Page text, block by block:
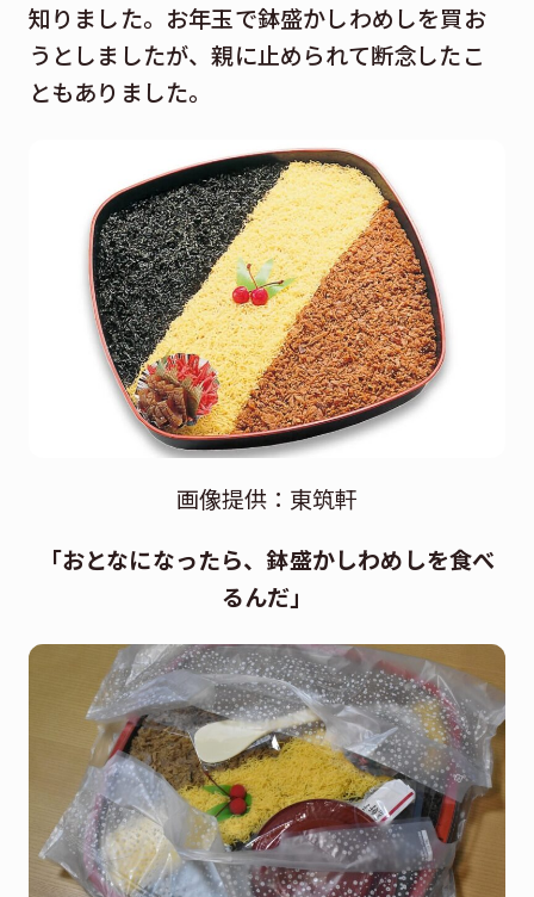
知りました。お年玉で鉢盛かしわめしを買お
うとしましたが、親に止められて断念したこ
ともありました。
画像提供：東筑軒
「おとなになったら、鉢盛かしわめしを食べ
るんだ」